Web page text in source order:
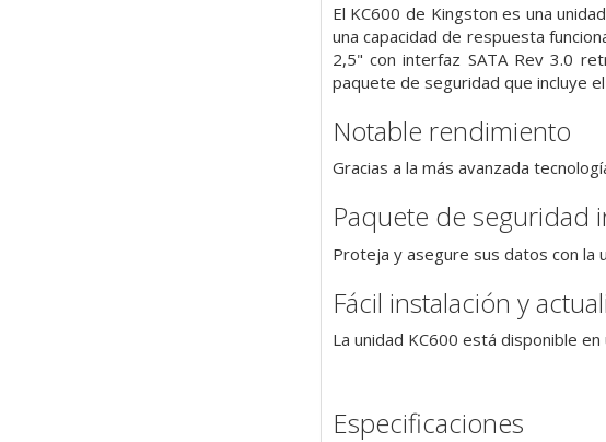
El KC600 de Kingston es una
una capacidad de respuesta
2,5" con interfaz SATA Rev 3.0
paquete de seguridad que incluye
Notable rendimiento
Gracias a la más avanzada
Paquete de seguridad
Proteja y asegure sus datos con la
Fácil instalación y
La unidad KC600 está disponible
Especificaciones